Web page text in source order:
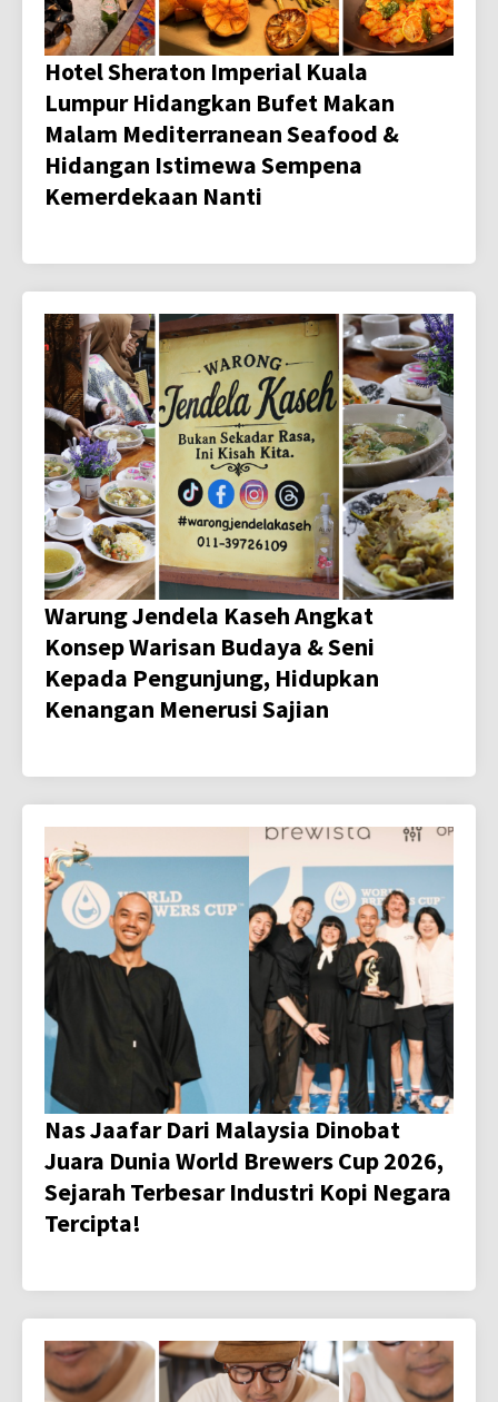
Hotel Sheraton Imperial Kuala
Lumpur Hidangkan Bufet Makan
Malam Mediterranean Seafood &
Hidangan Istimewa Sempena
Kemerdekaan Nanti
Warung Jendela Kaseh Angkat
Konsep Warisan Budaya & Seni
Kepada Pengunjung, Hidupkan
Kenangan Menerusi Sajian
Nas Jaafar Dari Malaysia Dinobat
Juara Dunia World Brewers Cup 2026,
Sejarah Terbesar Industri Kopi Negara
Tercipta!